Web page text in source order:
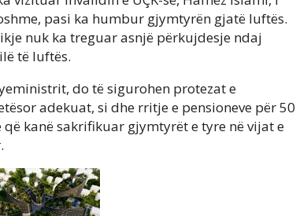
pasi ka humbur gjymtyrën gjatë luftës.
nuk ka treguar asnjë përkujdesje ndaj
të luftës.
do të sigurohen protezat e
adekuat, si dhe rritje e pensioneve për 50
kanë sakrifikuar gjymtyrët e tyre në vijat e